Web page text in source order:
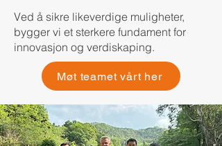
Ved å sikre likeverdige muligheter,
bygger vi et sterkere fundament for
innovasjon og verdiskaping.
Møt teamet vårt her